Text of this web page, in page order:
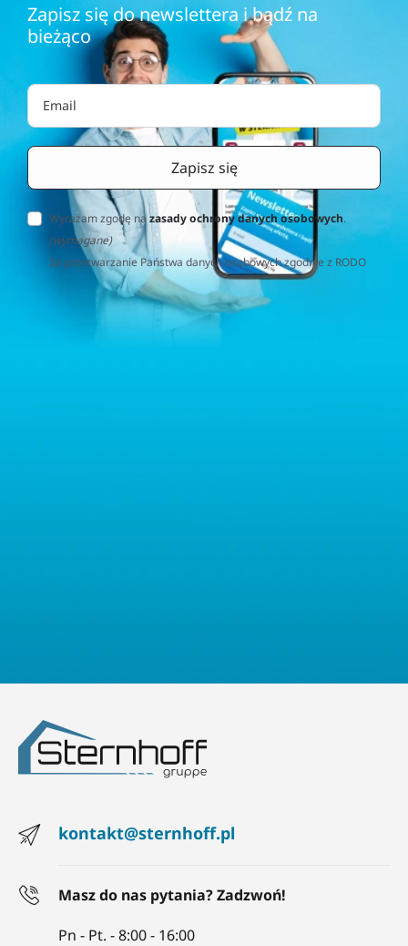
Zapisz się do newslettera i bądź na
bieżąco
Wyrażam zgodę nazasady ochrony danych osobowych.
(wymagane)
Za przetwarzanie Państwa danych osobowych zgodnie z RODO
(Rozporządzenie o Ochronie Danych Osobowych) odpowiedzialna
jest firma Home&Decor Sp. z o.o., Instalatorów 17/108, 02-237
Warszawa, Polska, NIP: PL5223059837 („Administrator”). W
kontakt@sternhoff.pl
Masz do nas pytania? Zadzwoń!
Pn - Pt. - 8:00 - 16:00